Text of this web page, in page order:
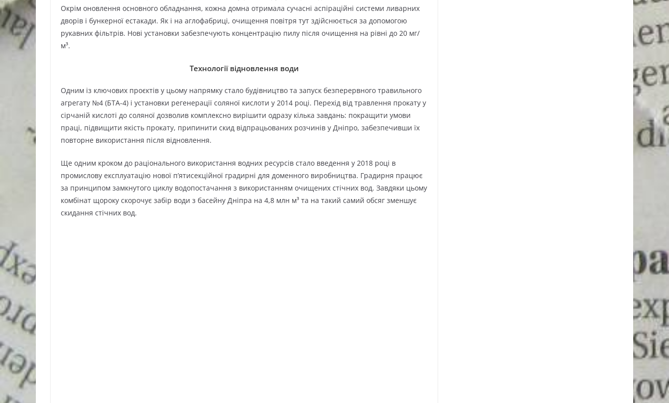
Окрім оновлення основного обладнання, кожна домна отримала сучасні аспіраційні системи ливарних
дворів і бункерної естакади. Як і на аглофабриці, очищення повітря тут здійснюється за допомогою
рукавних фільтрів. Нові установки забезпечують концентрацію пилу після очищення на рівні до 20 мг/
м³.
Технології відновлення води
Одним із ключових проєктів у цьому напрямку стало будівництво та запуск безперервного травильного
агрегату №4 (БТА-4) і установки регенерації соляної кислоти у 2014 році. Перехід від травлення прокату у
сірчаній кислоті до соляної дозволив комплексно вирішити одразу кілька завдань: покращити умови
праці, підвищити якість прокату, припинити скид відпрацьованих розчинів у Дніпро, забезпечивши їх
повторне використання після відновлення.
Ще одним кроком до раціонального використання водних ресурсів стало введення у 2018 році в
промислову експлуатацію нової п’ятисекційної градирні для доменного виробництва. Градирня працює
за принципом замкнутого циклу водопостачання з використанням очищених стічних вод. Завдяки цьому
комбінат щороку скорочує забір води з басейну Дніпра на 4,8 млн м³ та на такий самий обсяг зменшує
скидання стічних вод.